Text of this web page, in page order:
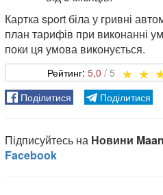
Картка sport біла у гривні
план тарифів при виконанні
поки ця умова виконується.
5,0